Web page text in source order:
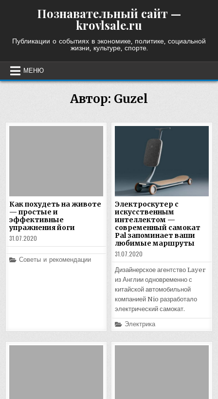
Познавательный сайт —
krovlsale.ru
Публикации о событиях в экономике, политике, социальной
жизни, культуре, спорте.
МЕНЮ
Автор: Guzel
Как похудеть на животе
— простые и
эффективные
упражнения йоги
31.07.2020
Posted
Советы и рекомендации
Электроскутер с
искусственным
интеллектом —
современный самокат
Pal запоминает ваши
любимые маршруты
31.07.2020
Дизайнерское агентство Layer
из Англии одновременно с
китайской автомобильной
компанией Nio разработало
электрический самокат.
Posted
in
Электрика